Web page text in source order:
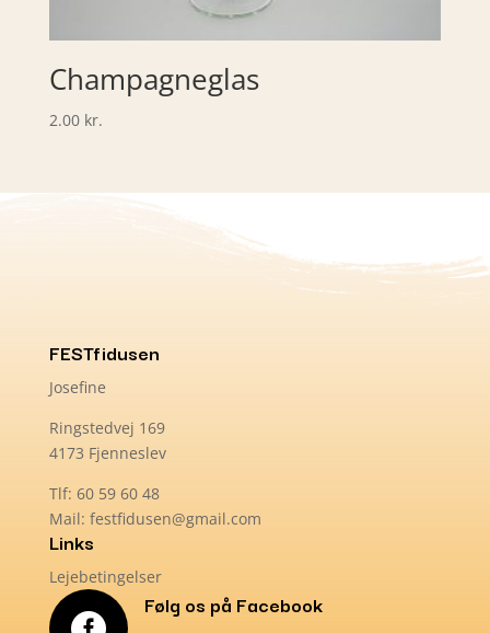
Champagneglas
2.00 kr.
FESTfidusen
Josefine
Ringstedvej 169
4173 Fjenneslev
Tlf: 60 59 60 48
Mail: festfidusen@gmail.com
Links
Lejebetingelser
Følg os på Facebook